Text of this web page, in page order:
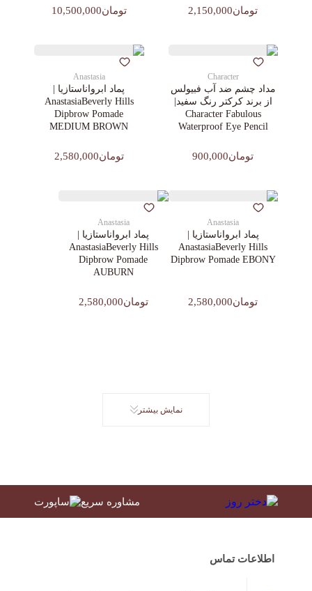
تومان2,150,000 تومان10,500,000
Character
مداد چشم ضد آب فبیولس
از برند کرکتر رنگ سفید|
Character Fabulous
Waterproof Eye Pencil
تومان900,000
Anastasia
پماد ابرواناستازیا |
AnastasiaBeverly Hills
Dipbrow Pomade
MEDIUM BROWN
تومان2,580,000
Anastasia
پماد ابرواناستازیا |
AnastasiaBeverly Hills
Dipbrow Pomade EBONY
تومان2,580,000
Anastasia
پماد ابرواناستازیا |
AnastasiaBeverly Hills
Dipbrow Pomade
AUBURN
تومان2,580,000
نمایش بیشتر
مشاوره سریع
اطلاعات تماس